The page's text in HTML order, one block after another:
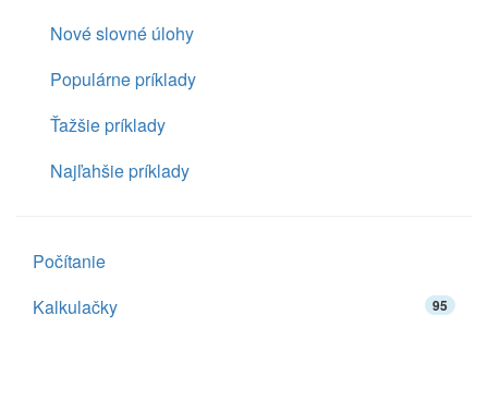
Nové slovné úlohy
Populárne príklady
Ťažšie príklady
Najľahšie príklady
Počítanie
Kalkulačky
95